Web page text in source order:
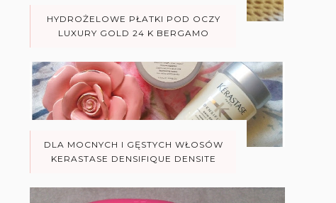
HYDROŻELOWE PŁATKI POD OCZY
LUXURY GOLD 24 K BERGAMO
DLA MOCNYCH I GĘSTYCH WŁOSÓW
KERASTASE DENSIFIQUE DENSITE